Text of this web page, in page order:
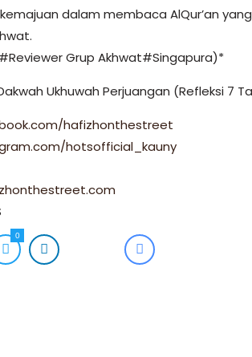
dalam membaca AlQur’an
Grup Akhwat#Singapura)*
Ukhuwah Perjuangan (Refleksi 7
hafizhonthestreet
hotsofficial_kauny
0